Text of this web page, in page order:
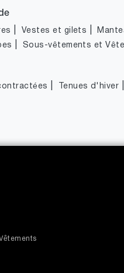
Vestes et gilets
Sous-vêtements et
Tenues d'hiver